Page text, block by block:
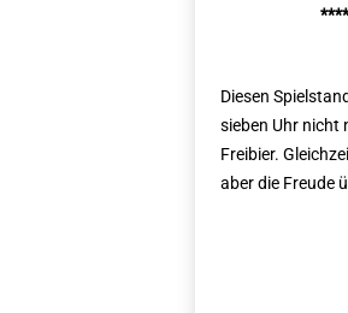
Diesen
sieben Uhr nicht
Freibier.
aber die Freude